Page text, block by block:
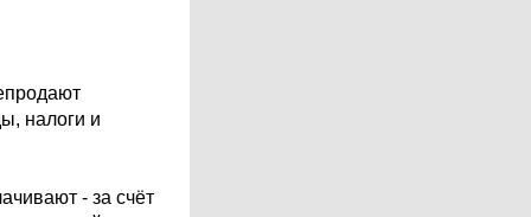
налоги и
- за счёт